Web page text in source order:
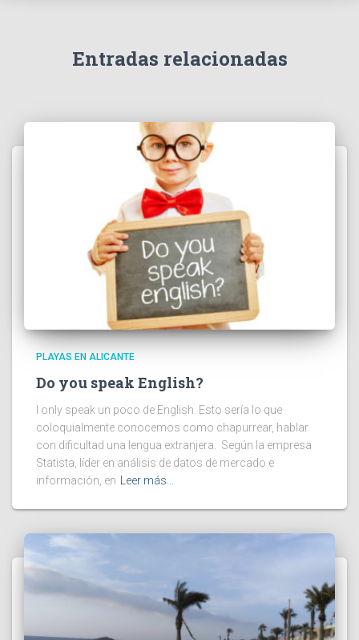
Entradas relacionadas
PLAYAS EN ALICANTE
Do you speak English?
I only speak un poco de English. Esto sería lo que
coloquialmente conocemos como chapurrear, hablar
con dificultad una lengua extranjera. Según la empresa
Statista, líder en análisis de datos de mercado e
información, en
Leer más…